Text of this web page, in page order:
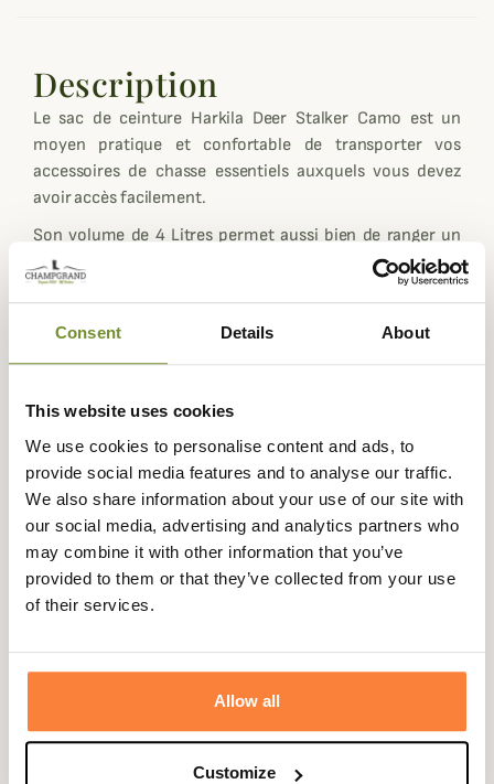
Consent Details About
This website uses cookies
We use cookies to personalise content and ads, to
provide social media features and to analyse our traffic.
We also share information about your use of our site with
our social media, advertising and analytics partners who
may combine it with other information that you’ve
provided to them or that they’ve collected from your use
of their services.
Allow all
Customize
Description
Le sac de ceinture Harkila Deer Stalker Camo est un
moyen pratique et confortable de transporter vos
accessoires de chasse essentiels auxquels vous devez
avoir accès facilement.
Son volume de 4 Litres permet aussi bien de ranger un
vêtement de pluie, votre étui pour balles, un masque
camouflage, une boisson ou votre couteau.
Il est conçu dans un tissu brossé à la fois silencieux et
vert dit "Willow Green", une couleur incontournable chez
dispose de nombreux compartiments pour garder vos
affaires organisées.
Vous trouverez un grand compartiment zippé, un
compartiment zippé de taille moyenne à l'avant, deux
petits compartiments zippés de chaque côté.
Des sangles MOLLE de chaque côté vous permet d'y
Fiche technique
AXIS MSP®